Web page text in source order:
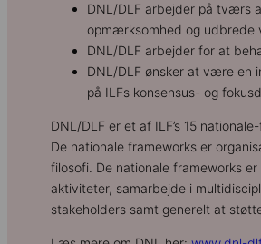
DNL/DLF arbejder på tværs
opmærksomhed og udbrede
DNL/DLF arbejder for at
DNL/DLF ønsker at være en
på ILFs konsensus- og
DNL/DLF er et af ILF’s 15
De nationale frameworks er
filosofi. De nationale frameworks
aktiviteter, samarbejde i
stakeholders samt generelt at støtte